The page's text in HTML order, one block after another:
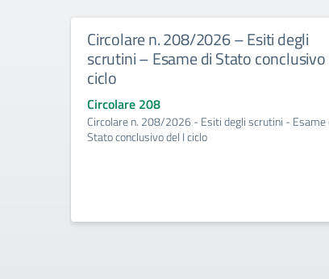
Circolare n. 208/2026 – Esiti degli
scrutini – Esame di Stato conclusivo
ciclo
Circolare 208
Circolare n. 208/2026 - Esiti degli scrutini - Esame
Stato conclusivo del I ciclo